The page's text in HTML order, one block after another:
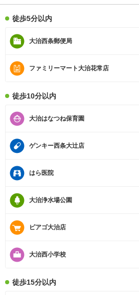
徒歩5分以内
大治西条郵便局
ファミリーマート大治花常店
徒歩10分以内
大治はなつね保育園
ゲンキー西条大辻店
はら医院
大治浄水場公園
ピアゴ大治店
大治西小学校
徒歩15分以内